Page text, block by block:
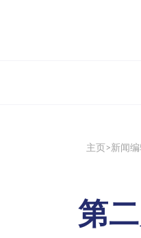
主页 新闻
第